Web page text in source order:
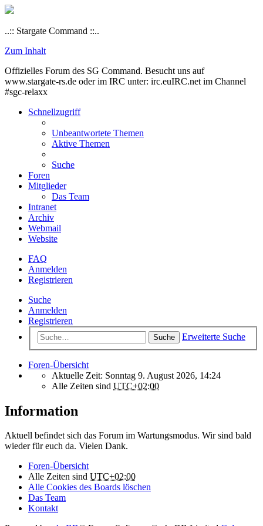
..:: Stargate Command ::..
Zum Inhalt
Offizielles Forum des SG Command. Besucht uns auf
www.stargate-rs.de oder im IRC unter: irc.euIRC.net im Channel
#sgc-relaxx
Schnellzugriff
Unbeantwortete Themen
Aktive Themen
Suche
Foren
Mitglieder
Das Team
Intranet
Archiv
Webmail
Website
FAQ
Anmelden
Registrieren
Suche
Anmelden
Registrieren
Suche Erweiterte Suche
Foren-Übersicht
Aktuelle Zeit: Sonntag 9. August 2026, 14:24
Alle Zeiten sind UTC+02:00
Information
Aktuell befindet sich das Forum im Wartungsmodus. Wir sind bald
wieder für euch da. Vielen Dank.
Foren-Übersicht
Alle Zeiten sind UTC+02:00
Alle Cookies des Boards löschen
Das Team
Kontakt